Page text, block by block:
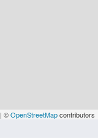
| ©OpenStreetMapcontributors